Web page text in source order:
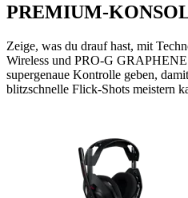
PREMIUM-
Zeige, was du drauf hast, mit
Wireless und PRO-G
supergenaue Kontrolle geben,
blitzschnelle Flick-Shots meistern